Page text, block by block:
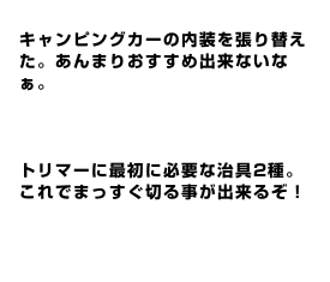
キャンピングカーの内装を張り替え
た。あんまりおすすめ出来ないな
ぁ。
トリマーに最初に必要な治具2種。
これでまっすぐ切る事が出来るぞ！